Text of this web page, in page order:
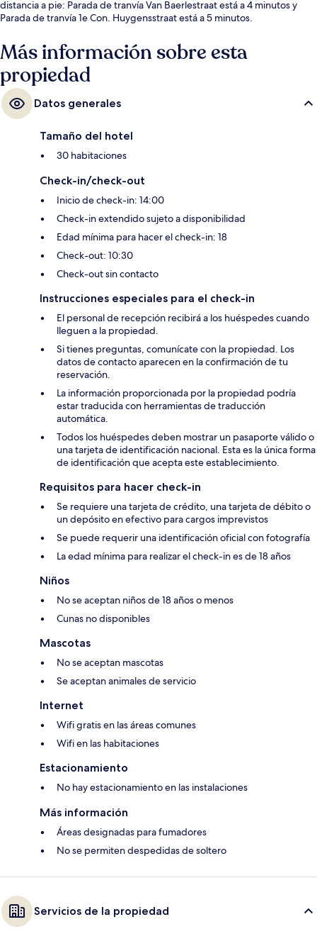
distancia a pie: Parada de tranvía Van Baerlestraat está a 4 minutos y
Parada de tranvía 1e Con. Huygensstraat está a 5 minutos.
Más información sobre esta
propiedad
Datos generales
Tamaño del hotel
30 habitaciones
Check-in/check-out
Inicio de check-in: 14:00
Check-in extendido sujeto a disponibilidad
Edad mínima para hacer el check-in: 18
Check-out: 10:30
Check-out sin contacto
Instrucciones especiales para el check-in
El personal de recepción recibirá a los huéspedes cuando
lleguen a la propiedad.
Si tienes preguntas, comunícate con la propiedad. Los
datos de contacto aparecen en la confirmación de tu
reservación.
La información proporcionada por la propiedad podría
estar traducida con herramientas de traducción
automática.
Todos los huéspedes deben mostrar un pasaporte válido o
una tarjeta de identificación nacional. Esta es la única forma
de identificación que acepta este establecimiento.
Requisitos para hacer check-in
Se requiere una tarjeta de crédito, una tarjeta de débito o
un depósito en efectivo para cargos imprevistos
Se puede requerir una identificación oficial con fotografía
La edad mínima para realizar el check-in es de 18 años
Niños
No se aceptan niños de 18 años o menos
Cunas no disponibles
Mascotas
No se aceptan mascotas
Se aceptan animales de servicio
Internet
Wifi gratis en las áreas comunes
Wifi en las habitaciones
Estacionamiento
No hay estacionamiento en las instalaciones
Más información
Áreas designadas para fumadores
No se permiten despedidas de soltero
Servicios de la propiedad